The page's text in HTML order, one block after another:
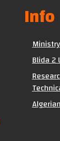
Info
Blida 2